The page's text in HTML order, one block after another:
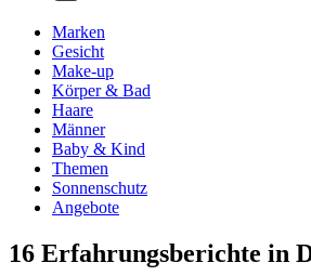
Marken
Gesicht
Make-up
Körper & Bad
Haare
Männer
Baby & Kind
Themen
Sonnenschutz
Angebote
16 Erfahrungsberichte in